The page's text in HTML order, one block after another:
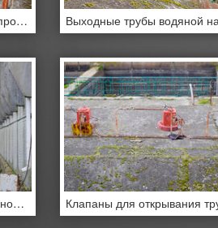
Клапаны для открывания трубопроводов водонасосной станции.
Выходные трубы водяной насосной станции.